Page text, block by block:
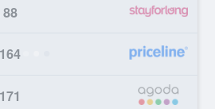
88 ﷼
164 ﷼
171 ﷼